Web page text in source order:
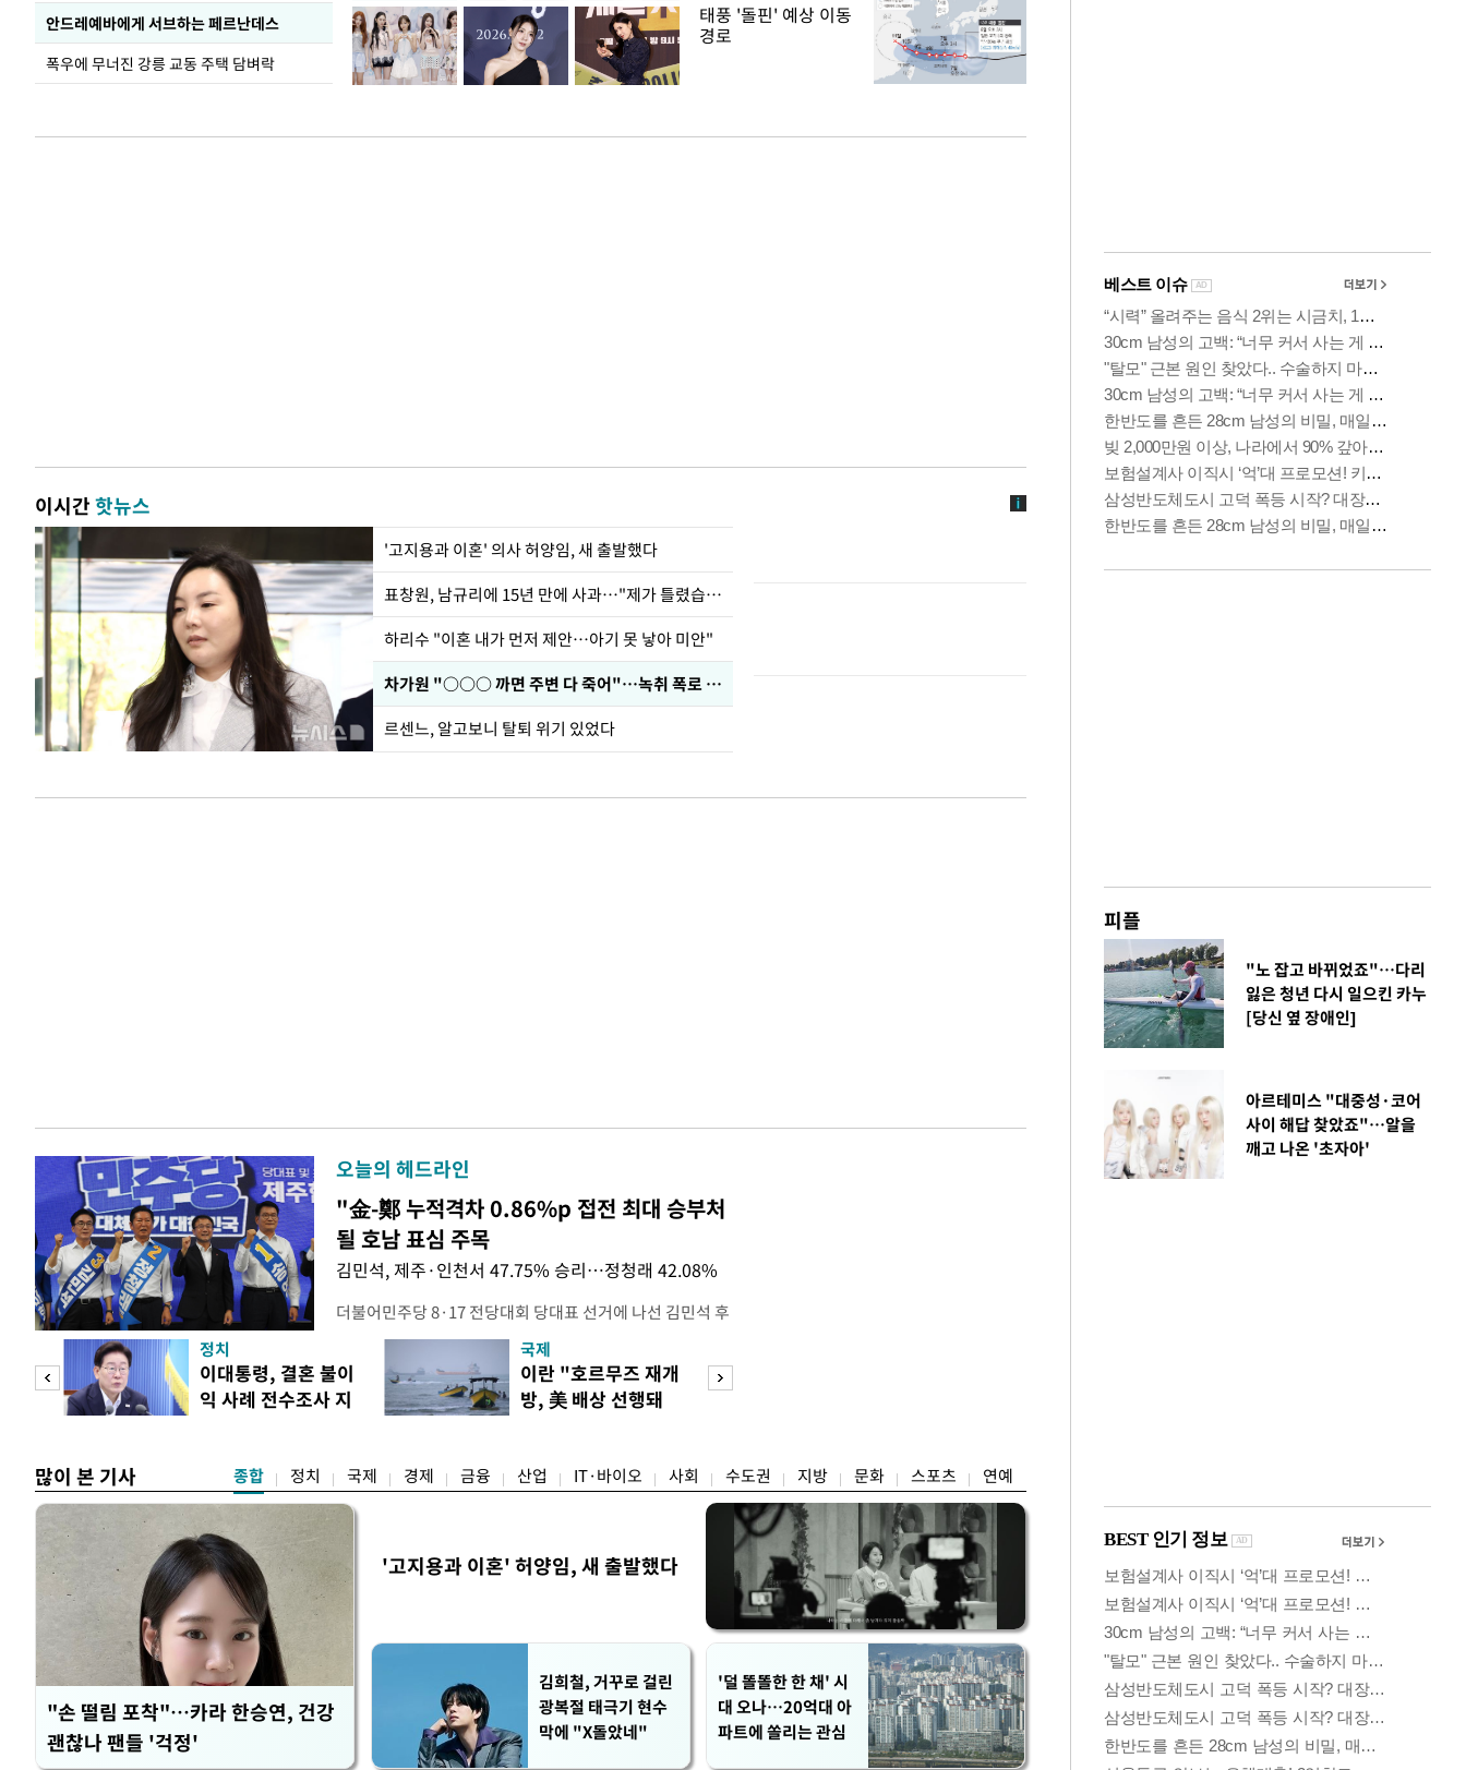
안드레예바에게 서브하는 페르난데스
폭우에 무너진 강릉 교동 주택 담벼락
태풍 '돌핀' 예상 이동
경로
이시간핫뉴스
'고지용과 이혼' 의사 허양임, 새 출발했다
표창원, 남규리에 15년 만에 사과…"제가 틀렸습니다"
하리수 "이혼 내가 먼저 제안…아기 못 낳아 미안"
차가원 "○○○ 까면 주변 다 죽어"…녹취 폭로 파장
르센느, 알고보니 탈퇴 위기 있었다
오늘의 헤드라인
"金-鄭 누적격차 0.86%p 접전 최대 승부처
될 호남 표심 주목
김민석, 제주·인천서 47.75% 승리…정청래 42.08%
더불어민주당 8·17 전당대회 당대표 선거에 나선 김민석 후
보가 8일 제주·인천 지역 순회경선에서 '누적 1위'를 탈환했
다. 앞서 정청래 후보 우세 지역으로 점쳐졌던 충청권과 부산
·울산·경남 경선에서 1승 1패를 주고 받은 김 후보는 이날
제주·인천 경선에서 이기며 '2승 1패'로 앞서가게 됐다. 다
정치
이대통령, 결혼 불이
익 사례 전수조사 지
국제
이란 "호르무즈 재개
방, 美 배상 선행돼
많이 본 기사 종합 정치 국제 경제 금융 산업 IT·바이오 사회 수도권 지방 문화 스포츠 연예
"손 떨림 포착"…카라 한승연, 건강
괜찮나 팬들 '걱정'
'고지용과 이혼' 허양임, 새 출발했다
김희철, 거꾸로 걸린
광복절 태극기 현수
막에 "X돌았네"
'덜 똘똘한 한 채' 시
대 오나…20억대 아
파트에 쏠리는 관심
피플
"노 잡고 바뀌었죠"…다리
잃은 청년 다시 일으킨 카누
[당신 옆 장애인]
아르테미스 "대중성·코어
사이 해답 찾았죠"…알을
깨고 나온 '초자아'